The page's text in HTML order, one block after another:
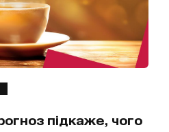
підкаже, чого